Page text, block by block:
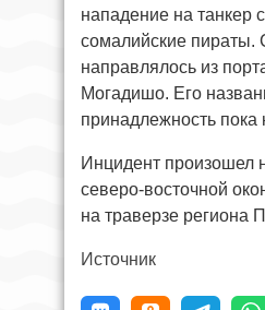
нападение на танкер
сомалийские пираты.
направлялось из
Могадишо. Его
принадлежность пока
Инцидент произошел
северо-восточной
на траверзе региона
Источник